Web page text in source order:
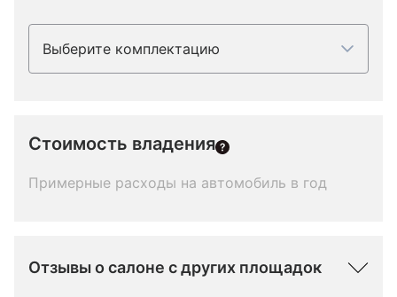
Выберите комплектацию
Стоимость владения
Примерные расходы на автомобиль в год
Отзывы о салоне с других площадок